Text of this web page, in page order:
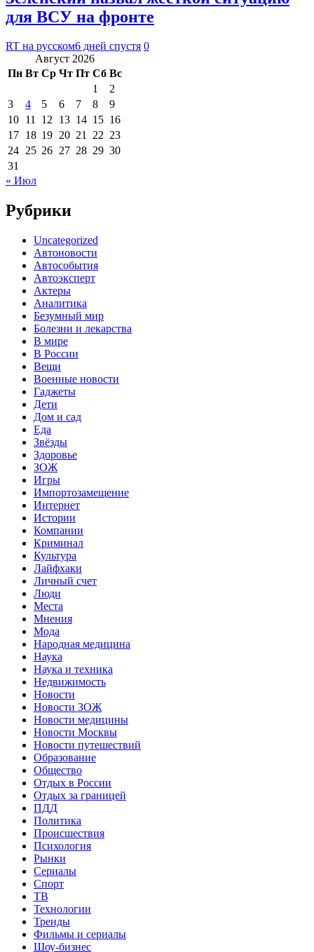
для ВСУ на фронте
RT на русском6 дней спустя 0
Август 2026
Пн Вт Ср Чт Пт Сб Вс
1
2
3
4 5 6 7 8
9
10 11 12 13 14 15 16
17 18 19 20 21 22 23
24 25 26 27 28 29 30
31
« Июл
Рубрики
Uncategorized
Автоновости
Автособытия
Автоэксперт
Актеры
Аналитика
Безумный мир
Болезни и лекарства
В мире
В России
Вещи
Военные новости
Гаджеты
Дети
Дом и сад
Еда
Звёзды
Здоровье
ЗОЖ
Игры
Импортозамещение
Интернет
Истории
Компании
Криминал
Культура
Лайфхаки
Личный счет
Люди
Места
Мнения
Мода
Народная медицина
Наука
Наука и техника
Недвижимость
Новости
Новости ЗОЖ
Новости медицины
Новости Москвы
Новости путешествий
Образование
Общество
Отдых в России
Отдых за границей
ПДД
Политика
Происшествия
Психология
Рынки
Сериалы
Спорт
ТВ
Технологии
Тренды
Фильмы и сериалы
Шоу-бизнес